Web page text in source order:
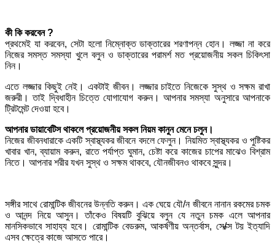
কী কি করবেন ?
প্রথমেই যা করবেন, সেটা হলো নিম্নোক্ত ডাক্তারের শরণাপন্ন হোন। লজ্জা না করে
নিজের সমস্ত সমস্যা খুলে বলুন ও ডাক্তারের পরামর্শ মত প্রয়োজনীয় সকল চিকিৎসা
নিন।
এতে লজ্জার কিছুই নেই। একটাই জীবন। লজ্জার চাইতে নিজেকে সুস্থ ও সক্ষম রাখা
জরুরী। তাই দ্বিধাহীন চিত্তে যোগাযোগ করুন। আপনার সমস্যা অনুসারে আপনাকে
ট্রিটমেন্ট দেওয়া হবে।
আপনার ডায়াবেটিস থাকলে প্রয়োজনীয় সকল নিয়ম কানুন মেনে চলুন।
নিজের জীবনধারাকে একটি স্বাস্থ্যকর জীবনে বদলে ফেলুন। নিয়মিত স্বাস্থ্যকর ও পুষ্টিকর
খাবার খান, ব্যায়াম করুন, রাতে পর্যাপ্ত ঘুমান, চেষ্টা করে কাজের চাপের মাঝেও বিশ্রাম
নিতে। আপনার শরীর যখন সুস্থ ও সক্ষম থাকবে, যৌনজীবনও থাকবে সুন্দর।
সঙ্গীর সাথে রোমান্টিক জীবনের উন্নতি করুন। এক ঘেয়ে যৌ/ন জীবনে নানান রকমের চমক
ও আনন্দ নিয়ে আসুন। তাঁকেও বিষয়টি বুঝিয়ে বলুন যে নতুন চমক এলে আপনার
মানসিকভাবে সাহায্য হবে। রোমান্টিক বেডরুম, আকর্ষণীয় অন্তর্বাস, সে/ক্স টয় ইত্যাদি
এসব ক্ষেত্রে কাজে আসতে পারে।